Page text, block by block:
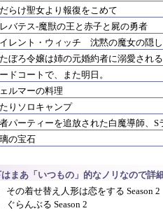
らけ聖女より報復をこめて
バテス-魔獣の王と赤子と屍の勇者
レント・ウィッチ 沈黙の魔女の隠し
ぼろ令嬢は姉の元婚約者に溺愛される
ドコートで、また明日。
ルマーの料理
りソロキャンプ
パーティーを追放された白魔導師、S
の宝石
はまあ「いつもの」的なノリなので詳細
その着せ替え人形は恋をする Season 2
ぐらんぶる Season 2